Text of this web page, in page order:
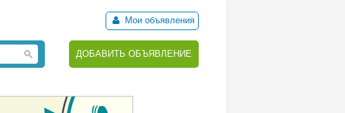
Мои объявления
ДОБАВИТЬ ОБЪЯВЛЕНИЕ